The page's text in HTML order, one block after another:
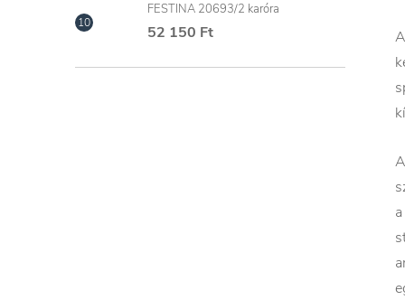
FESTINA 20693/2 karóra
52 150 Ft